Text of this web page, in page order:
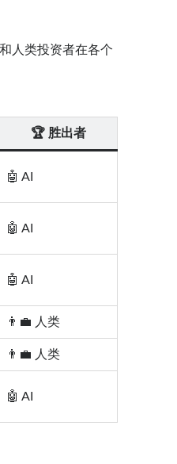
人类投资者在各个
🏆 胜出者
🤖 AI
🤖 AI
🤖 AI
👨‍💼 人类
👨‍💼 人类
🤖 AI